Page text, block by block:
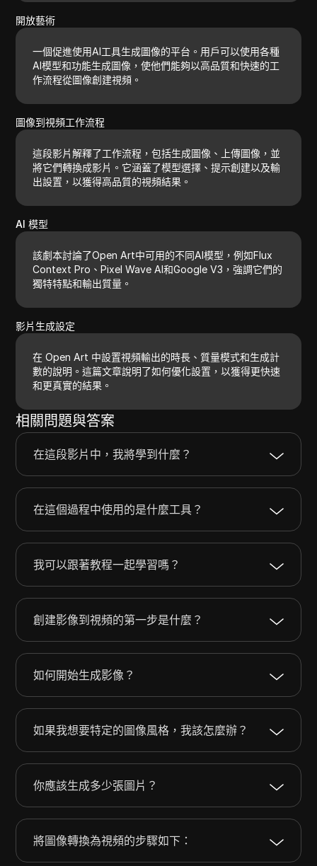
開放藝術
一個促進使用AI工具生成圖像的平台。用戶可以使用各種
AI模型和功能生成圖像，使他們能夠以高品質和快速的工
作流程從圖像創建視頻。
圖像到視頻工作流程
這段影片解釋了工作流程，包括生成圖像、上傳圖像，並
將它們轉換成影片。它涵蓋了模型選擇、提示創建以及輸
出設置，以獲得高品質的視頻結果。
AI 模型
該劇本討論了Open Art中可用的不同AI模型，例如Flux
Context Pro、Pixel Wave AI和Google V3，強調它們的
獨特特點和輸出質量。
影片生成設定
在 Open Art 中設置視頻輸出的時長、質量模式和生成計
數的說明。這篇文章說明了如何優化設置，以獲得更快速
和更真實的結果。
相關問題與答案
在這段影片中，我將學到什麼？
在這個過程中使用的是什麼工具？
我可以跟著教程一起學習嗎？
創建影像到視頻的第一步是什麼？
如何開始生成影像？
如果我想要特定的圖像風格，我該怎麼辦？
你應該生成多少張圖片？
將圖像轉換為視頻的步驟如下：